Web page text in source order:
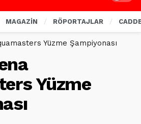
MAGAZİN RÖPORTAJLAR
Yüzme Şampiyonası
Yüzme